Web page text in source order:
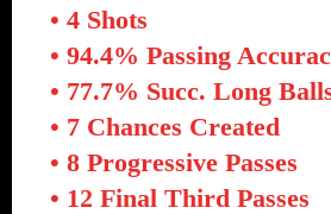
• 4 Shots
• 94.4% Passing
• 77.7% Succ. Long
• 7 Chances Created
• 8 Progressive Passes
• 12 Final Third Passes